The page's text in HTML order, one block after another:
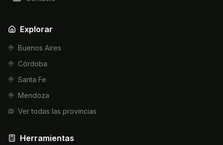
Explorar
Buenos Aires
Córdoba
Santa Fe
Mendoza
Ver todas las provincias
Herramientas